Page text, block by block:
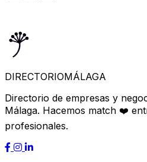
DIRECTORIOMÁLAGA
Directorio de empresas y
Málaga. Hacemos match ❤️
profesionales.